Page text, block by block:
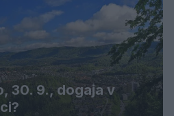
30. 9., dogaja v